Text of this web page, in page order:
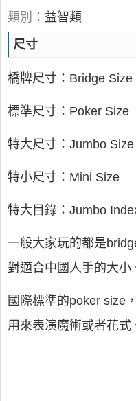
類別： 益智類
尺寸
橋牌尺寸：Bridge Size
標準尺寸：Poker Size
特大尺寸：Jumbo Size
特小尺寸：Mini Size
特大目錄：Jumbo
一般大家玩的都是
對適合中國人手的大小
國際標準的poker size
用來表演魔術或者花式